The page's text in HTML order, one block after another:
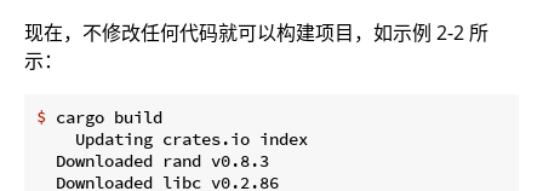
现在，不修改任何代码就可以构建项目，如示例 2-2 所
示：
$ cargo build
    Updating crates.io index
  Downloaded rand v0.8.3
  Downloaded libc v0.2.86